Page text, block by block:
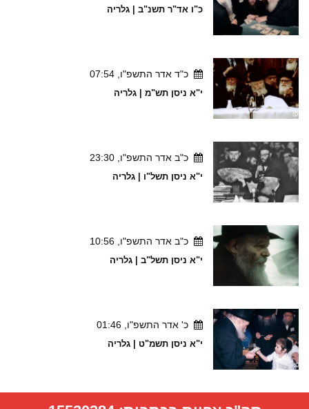
כ"ו אד"ר תשנ"ב | גלריה
כ"ד אדר התשפ"ו, 07:54
י"א ניסן תש"מ | גלריה
כ"ב אדר התשפ"ו, 23:30
י"א ניסן תשל"ו | גלריה
כ"ב אדר התשפ"ו, 10:56
י"א ניסן תשל"ב | גלריה
כ' אדר התשפ"ו, 01:46
י"א ניסן תשמ"ט | גלריה